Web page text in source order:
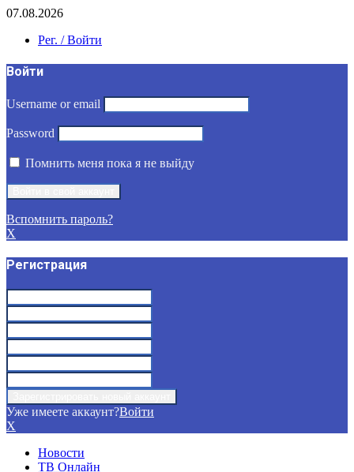
07.08.2026
Рег. / Войти
Войти
Username or email
Password
Помнить меня пока я не выйду
Вспомнить пароль?
X
Регистрация
Уже имеете аккаунт?Войти
X
Новости
ТВ Онлайн